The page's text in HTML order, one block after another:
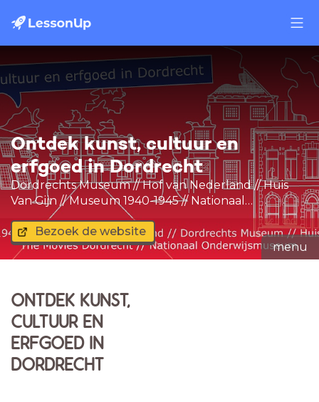
Ontdek kunst, cultuur en
erfgoed in Dordrecht
Dordrechts Museum // Hof van Nederland // Huis
Van Gijn // Museum 1940-1945 // Nationaal
Onderwijsmuseum // The Movies Dordrecht
Bezoek de website
menu
ONTDEK KUNST,
CULTUUR EN
ERFGOED IN
DORDRECHT